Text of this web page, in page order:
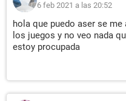
6 feb 2021 a las 20:52
hola que puedo aser se
los juegos y no veo nada
estoy procupada